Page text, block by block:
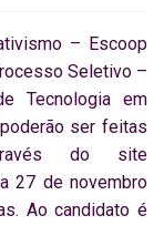
– Escoop
Seletivo –
Tecnologia em
ser feitas
do site
27 de novembro
Ao candidato é